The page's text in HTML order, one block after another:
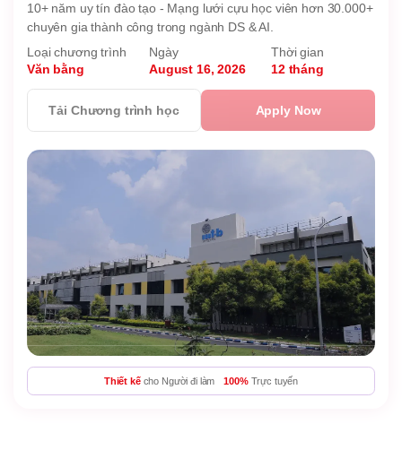
10+ năm uy tín đào tạo - Mạng lưới cựu học viên hơn 30.000+
chuyên gia thành công trong ngành DS & AI.
Loại chương trình
Văn bằng
Ngày
August 16, 2026
Thời gian
12 tháng
Apply Now
Tải Chương trình học
Thiết kế cho Người đi làm 100% Trực tuyến